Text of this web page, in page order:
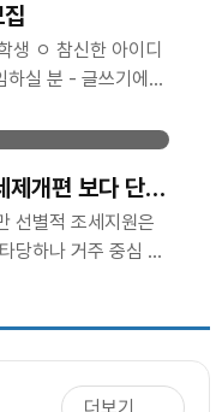
자 활동기간-
하실 분 - 글쓰기에
래픽툴 활용 가능자
, 블로그, 동영상 등)
비대면)에 참석 가능
월 28일 금요일 오
개편 보다 단순
다
선별적 조세지원은
당하나 거주 중심 과